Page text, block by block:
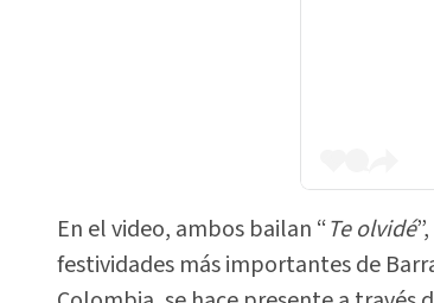
En el video, ambos bailan “Te olvidé
festividades más importantes de